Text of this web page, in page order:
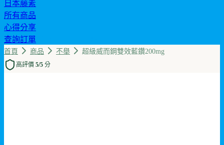
日本藤素
所有商品
心得分享
查詢訂單
首頁 商品 不舉 超級威而鋼雙效藍鑽200mg
高評價 5/5 分